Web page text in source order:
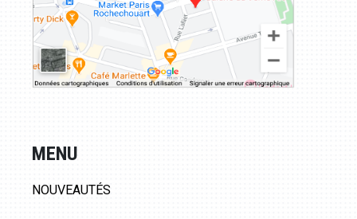
MENU
NOUVEAUTÉS